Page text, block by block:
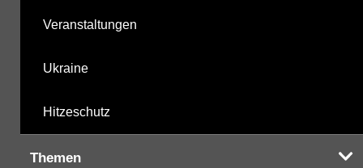
Veranstaltungen
Ukraine
Hitzeschutz
Themen